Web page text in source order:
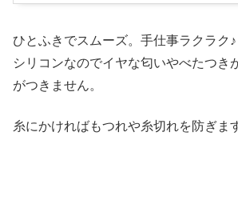
ひとふきでスムーズ。手仕事ラクラク♪
シリコンなのでイヤな匂いやべたつき
がつきません。
糸にかければもつれや糸切れを防ぎま